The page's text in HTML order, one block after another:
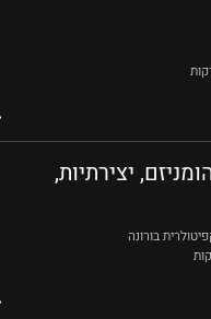
יצירתיות,
בורונה